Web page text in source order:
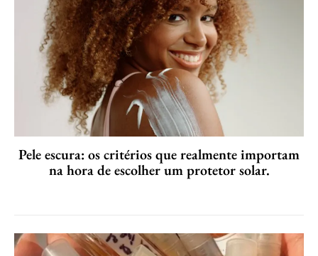
Pele escura: os critérios que realmente importam
na hora de escolher um protetor solar.